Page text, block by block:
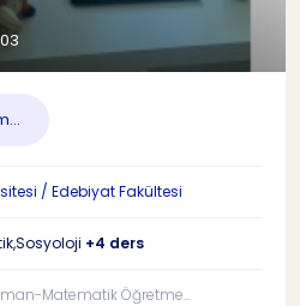
/ Edebiyat Fakültesi
+4 ders
Matematik Öğretme...